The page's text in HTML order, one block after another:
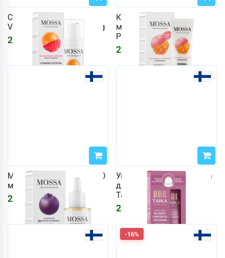
Сыворотка Mossa 30 мл
Vitamin Cocktail Energising
2647 ₽ 3160₽
Крем для лица Mossa 60
мл DERMA+ Rich Barrier
Protection
2803 ₽
Масло для лица Mossa 30
мл V LIFT Bakuchiol
2803
Укрепляющая сыворотка
для кожи вокруг глаз
Taika 10 мл
2491
-16%